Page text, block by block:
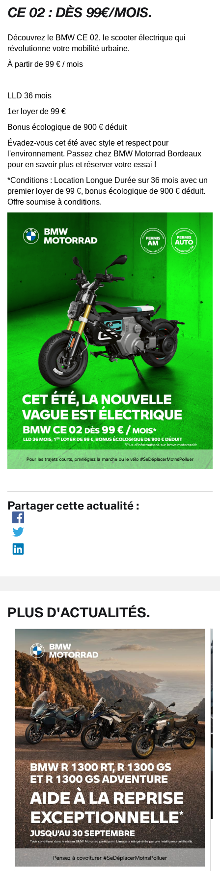
CE 02 : DÈS 99€/MOIS.
Découvrez le BMW CE 02, le scooter électrique qui
révolutionne votre mobilité urbaine.
À partir de 99 € / mois
LLD 36 mois
1er loyer de 99 €
Bonus écologique de 900 € déduit
Évadez-vous cet été avec style et respect pour
l'environnement. Passez chez BMW Motorrad Bordeaux
pour en savoir plus et réserver votre essai !
*Conditions : Location Longue Durée sur 36 mois avec un
premier loyer de 99 €, bonus écologique de 900 € déduit.
Offre soumise à conditions.
Partager cette actualité :
PLUS D'ACTUALITÉS.